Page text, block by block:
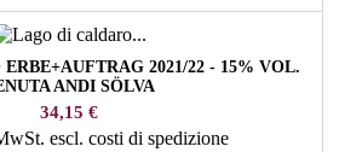
2021/22 - 15% VOL.
ANDI SÖLVA
Prezzo
34,15 €
escl. costi di spedizione